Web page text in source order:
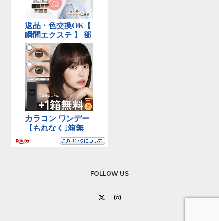
FOLLOW US
X Instagram